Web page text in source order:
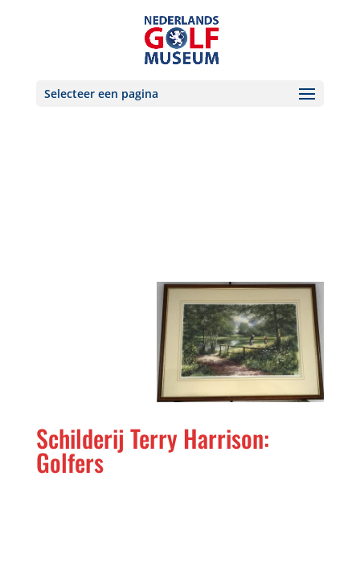
Selecteer een pagina
Schilderij Terry Harrison:
Golfers